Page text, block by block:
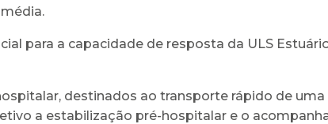
para a capacidade de resposta da ULS
destinados ao transporte rápido de
a estabilização pré-hospitalar e o